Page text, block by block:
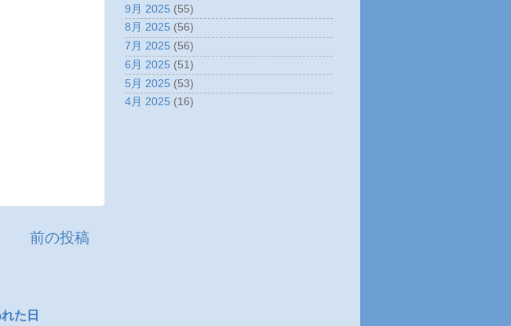
前の投稿
た日
9月 2025 (55)
8月 2025 (56)
7月 2025 (56)
6月 2025 (51)
5月 2025 (53)
4月 2025 (16)